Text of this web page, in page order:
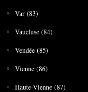
Var (83)
Vaucluse (84)
Vendée (85)
Vienne (86)
Haute-Vienne (87)